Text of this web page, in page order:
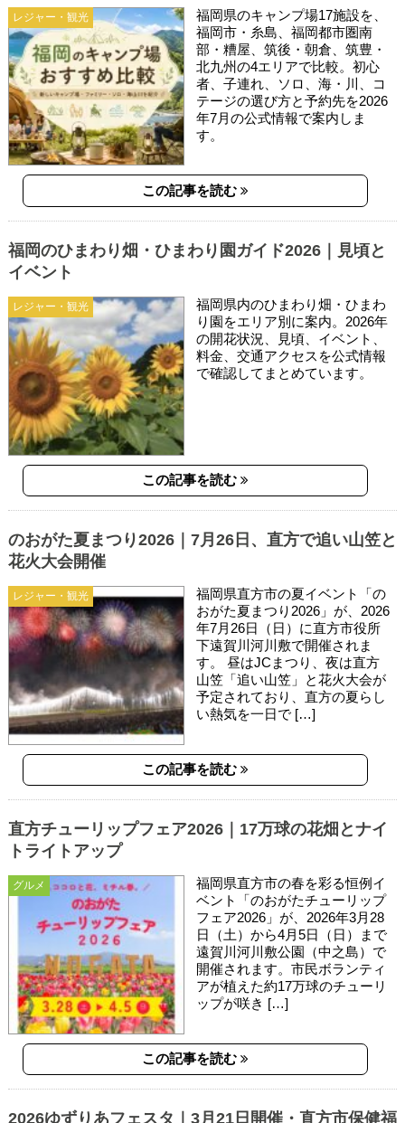
レジャー・観光
福岡県のキャンプ場17施設を、
福岡市・糸島、福岡都市圏南
部・糟屋、筑後・朝倉、筑豊・
北九州の4エリアで比較。初心
者、子連れ、ソロ、海・川、コ
テージの選び方と予約先を2026
年7月の公式情報で案内しま
す。
この記事を読む
レジャー・観光
福岡のひまわり畑・ひまわり園ガイド2026｜見頃と
イベント
福岡県内のひまわり畑・ひまわ
り園をエリア別に案内。2026年
の開花状況、見頃、イベント、
料金、交通アクセスを公式情報
で確認してまとめています。
この記事を読む
レジャー・観光
のおがた夏まつり2026｜7月26日、直方で追い山笠と
花火大会開催
福岡県直方市の夏イベント「の
おがた夏まつり2026」が、2026
年7月26日（日）に直方市役所
下遠賀川河川敷で開催されま
す。 昼はJCまつり、夜は直方
山笠「追い山笠」と花火大会が
予定されており、直方の夏らし
い熱気を一日で […]
この記事を読む
グルメ
直方チューリップフェア2026｜17万球の花畑とナイ
トライトアップ
福岡県直方市の春を彩る恒例イ
ベント「のおがたチューリップ
フェア2026」が、2026年3月28
日（土）から4月5日（日）まで
遠賀川河川敷公園（中之島）で
開催されます。市民ボランティ
アが植えた約17万球のチューリ
ップが咲き […]
この記事を読む
2026ゆずりあフェスタ｜3月21日開催・直方市保健福